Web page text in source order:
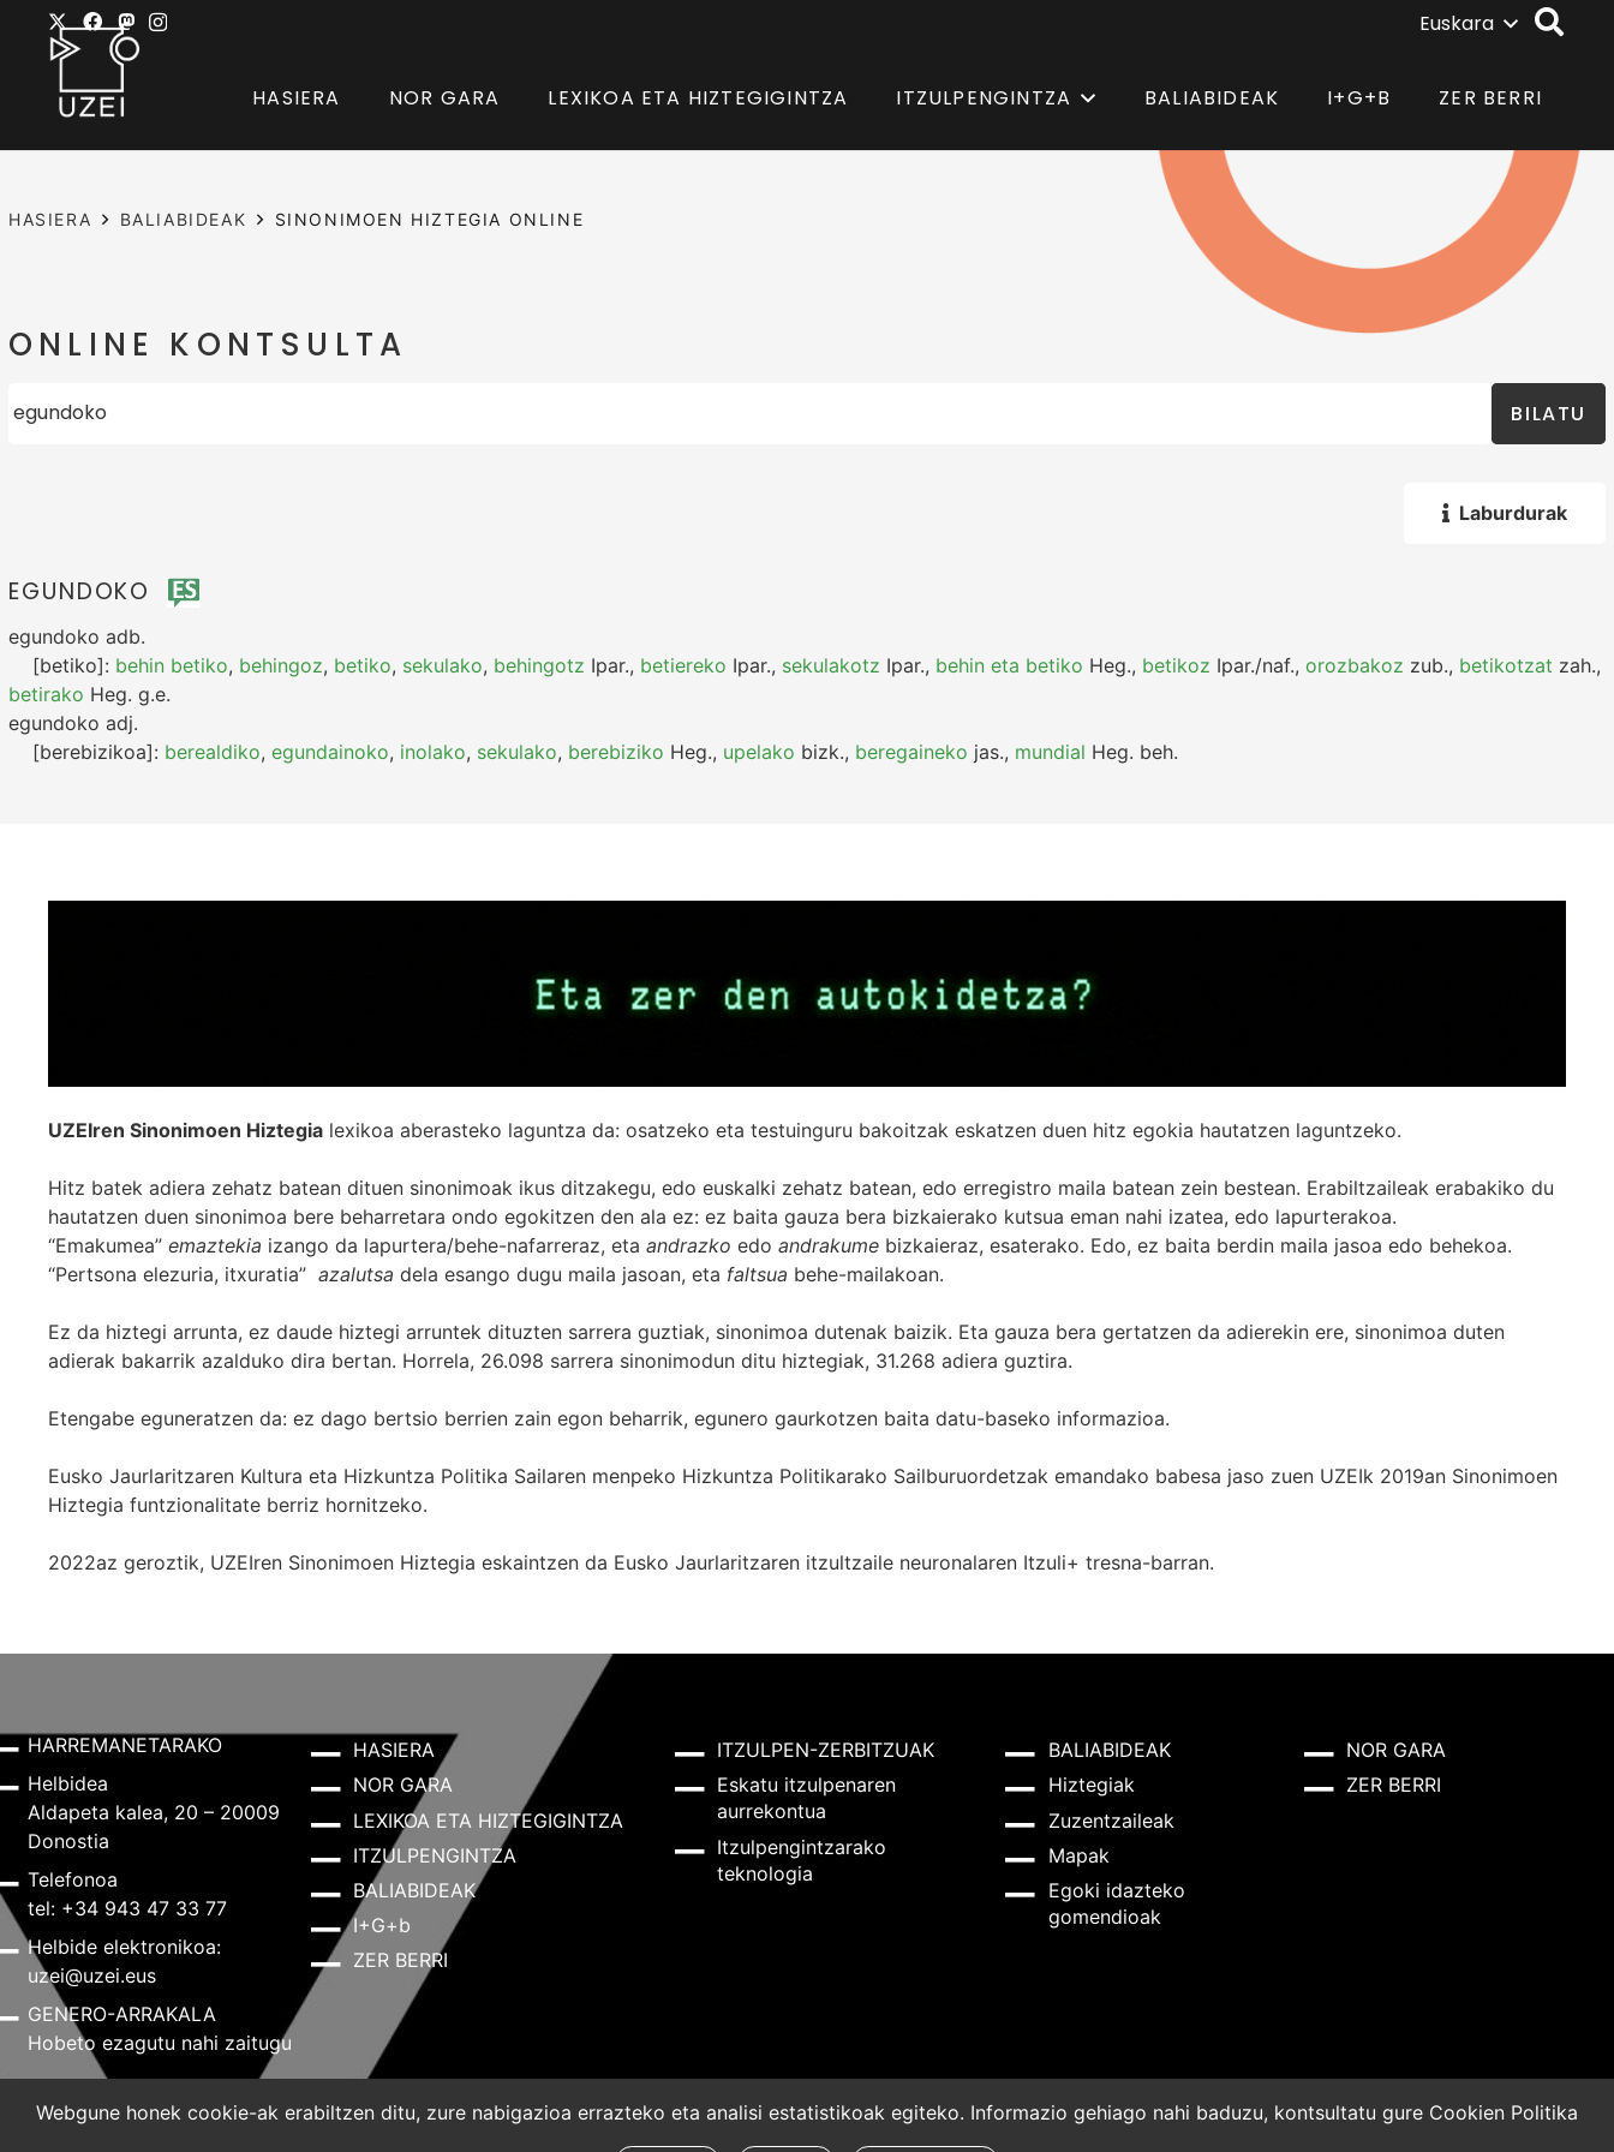
Euskara
HASIERA NOR GARA LEXIKOA ETA HIZTEGIGINTZA ITZULPENGINTZA BALIABIDEAK I+G+B ZER BERRI
HASIERA BALIABIDEAK SINONIMOEN HIZTEGIA ONLINE
ONLINE KONTSULTA
BILATU
Laburdurak
EGUNDOKO
egundoko adb.
[betiko]: behin betiko, behingoz, betiko, sekulako, behingotz Ipar., betiereko Ipar., sekulakotz Ipar., behin eta betiko Heg., betikoz Ipar./naf., orozbakoz zub., betikotzat zah.,
betirako Heg. g.e.
egundoko adj.
[berebizikoa]: berealdiko, egundainoko, inolako, sekulako, berebiziko Heg., upelako bizk., beregaineko jas., mundial Heg. beh.
UZEIren Sinonimoen Hiztegia lexikoa aberasteko laguntza da: osatzeko eta testuinguru bakoitzak eskatzen duen hitz egokia hautatzen laguntzeko.
Hitz batek adiera zehatz batean dituen sinonimoak ikus ditzakegu, edo euskalki zehatz batean, edo erregistro maila batean zein bestean. Erabiltzaileak erabakiko du
hautatzen duen sinonimoa bere beharretara ondo egokitzen den ala ez: ez baita gauza bera bizkaierako kutsua eman nahi izatea, edo lapurterakoa.
“Emakumea” emaztekia izango da lapurtera/behe-nafarreraz, eta andrazko edo andrakume bizkaieraz, esaterako. Edo, ez baita berdin maila jasoa edo behekoa.
“Pertsona elezuria, itxuratia” azalutsa dela esango dugu maila jasoan, eta faltsua behe-mailakoan.
Ez da hiztegi arrunta, ez daude hiztegi arruntek dituzten sarrera guztiak, sinonimoa dutenak baizik. Eta gauza bera gertatzen da adierekin ere, sinonimoa duten
adierak bakarrik azalduko dira bertan. Horrela, 26.098 sarrera sinonimodun ditu hiztegiak, 31.268 adiera guztira.
Etengabe eguneratzen da: ez dago bertsio berrien zain egon beharrik, egunero gaurkotzen baita datu-baseko informazioa.
Eusko Jaurlaritzaren Kultura eta Hizkuntza Politika Sailaren menpeko Hizkuntza Politikarako Sailburuordetzak emandako babesa jaso zuen UZEIk 2019an Sinonimoen
Hiztegia funtzionalitate berriz hornitzeko.
2022az geroztik, UZEIren Sinonimoen Hiztegia eskaintzen da Eusko Jaurlaritzaren itzultzaile neuronalaren Itzuli+ tresna-barran.
HARREMANETARAKO
Helbidea
Aldapeta kalea, 20 – 20009
Donostia
Telefonoa
tel: +34 943 47 33 77
Helbide elektronikoa:
uzei@uzei.eus
GENERO-ARRAKALA
Hobeto ezagutu nahi zaitugu
HASIERA
NOR GARA
LEXIKOA ETA HIZTEGIGINTZA
ITZULPENGINTZA
BALIABIDEAK
I+G+b
ZER BERRI
ITZULPEN-ZERBITZUAK
Eskatu itzulpenaren
aurrekontua
Itzulpengintzarako
teknologia
BALIABIDEAK
Hiztegiak
Zuzentzaileak
Mapak
Egoki idazteko
gomendioak
NOR GARA
ZER BERRI
Lege-oharra Cookie-politika
Webgune honek cookie-ak erabiltzen ditu, zure nabigazioa errazteko eta analisi estatistikoak egiteko. Informazio gehiago nahi baduzu, kontsultatu gure Cookien Politika